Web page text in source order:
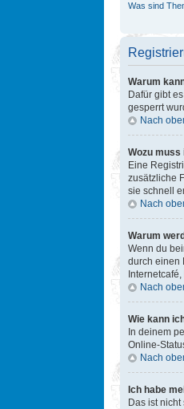
Was sind
Warum
Dafür gibt
gesperrt
Nach
Wozu
Eine
zusätzliche
sie schnell
Nach
Warum
Wenn du
durch einen
Nach
Wie kann
In deinem
Online-
Nach
Ich habe
Das ist